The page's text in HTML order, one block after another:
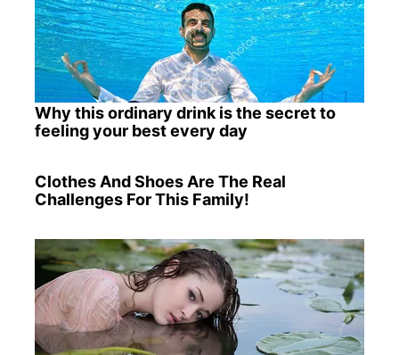
Why this ordinary drink is the secret to
feeling your best every day
Clothes And Shoes Are The Real
Challenges For This Family!